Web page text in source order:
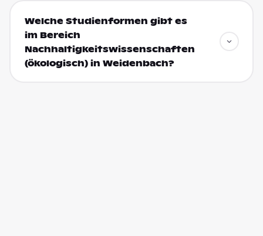
Welche Studienformen gibt es
im Bereich
Nachhaltigkeitswissenschaften
(ökologisch) in Weidenbach?